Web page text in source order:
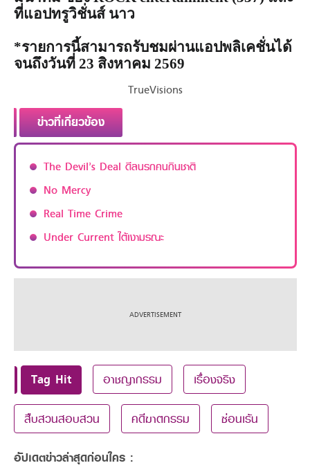
ที่แอปทรูวิชั่นส์ นาว
*รายการนี้สามารถรับชมผ่านแอปพลิเคชั่นได้
จนถึงวันที่ 23 สิงหาคม 2569
TrueVisions
ข่าวที่เกี่ยวข้อง
The Devil’s Deal ดีลนรกคนกินชาติ
No Mercy
Real Time Crime
Under Current ใต้เงามรณะ
Tag Hit อาชญากรรม เรื่องจริง
สืบสวนสอบสวน คดีฆาตกรรม ซ่อนเร้น
อัปเดตข่าวล่าสุดก่อนใคร :